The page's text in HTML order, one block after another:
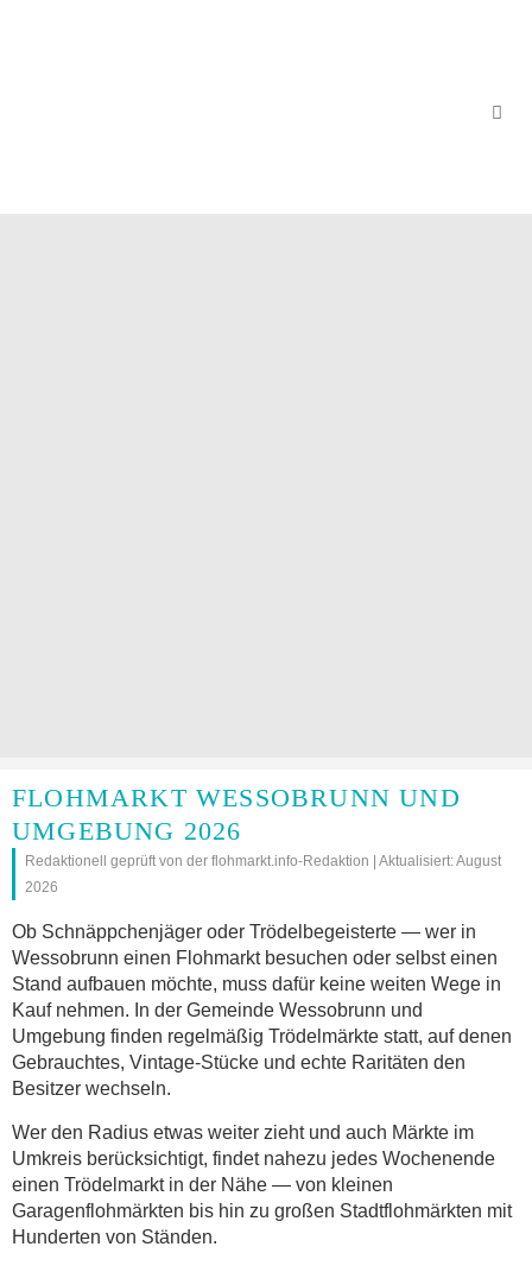
FLOHMARKT WESSOBRUNN UND
UMGEBUNG 2026
Redaktionell geprüft von der flohmarkt.info-Redaktion | Aktualisiert: August
2026
Ob Schnäppchenjäger oder Trödelbegeisterte — wer in
Wessobrunn einen Flohmarkt besuchen oder selbst einen
Stand aufbauen möchte, muss dafür keine weiten Wege in
Kauf nehmen. In der Gemeinde Wessobrunn und
Umgebung finden regelmäßig Trödelmärkte statt, auf denen
Gebrauchtes, Vintage-Stücke und echte Raritäten den
Besitzer wechseln.
Wer den Radius etwas weiter zieht und auch Märkte im
Umkreis berücksichtigt, findet nahezu jedes Wochenende
einen Trödelmarkt in der Nähe — von kleinen
Garagenflohmärkten bis hin zu großen Stadtflohmärkten mit
Hunderten von Ständen.